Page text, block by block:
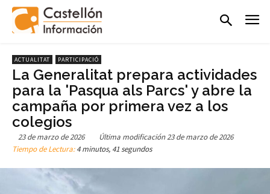
ACTUALITAT PARTICIPACIÓ
La Generalitat prepara actividades
para la 'Pasqua als Parcs' y abre la
campaña por primera vez a los
colegios
23 de marzo de 2026 Última modificación23 de marzo de 2026
Tiempo de Lectura:4 minutos, 41 segundos